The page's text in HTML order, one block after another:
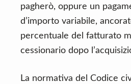
pagherò, oppure un
d’importo variabile,
percentuale del fatturato
cessionario dopo
La normativa del Codice